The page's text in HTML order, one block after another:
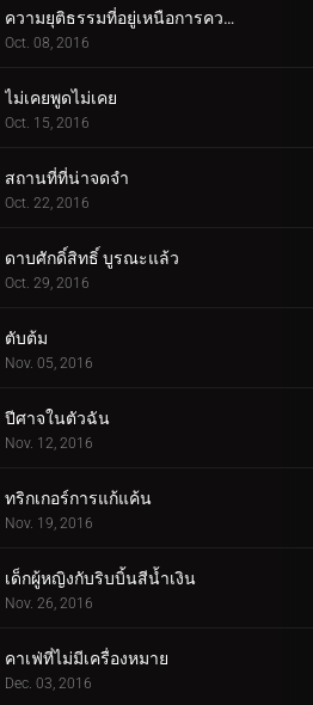
ความยุติธรรมที่อยู่เหนือการควบคุม
Oct. 08, 2016
ไม่เคยพูดไม่เคย
Oct. 15, 2016
สถานที่ที่น่าจดจำ
Oct. 22, 2016
ดาบศักดิ์สิทธิ์ บูรณะแล้ว
Oct. 29, 2016
ตับต้ม
Nov. 05, 2016
ปีศาจในตัวฉัน
Nov. 12, 2016
ทริกเกอร์การแก้แค้น
Nov. 19, 2016
เด็กผู้หญิงกับริบบิ้นสีน้ำเงิน
Nov. 26, 2016
คาเฟ่ที่ไม่มีเครื่องหมาย
Dec. 03, 2016